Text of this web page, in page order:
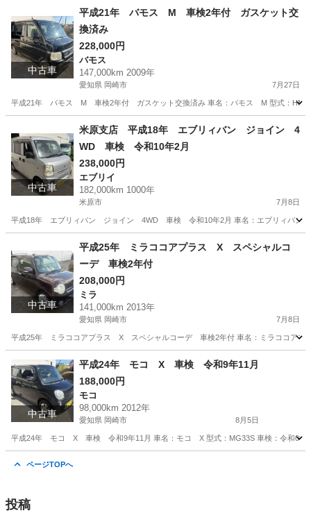
アクティ 預かり金
中古車
平成21年 バモス M 車検2年付 ガスケット交
換済み
228,000円
バモス
147,000km 2009年
愛知県 岡崎市 7月27日
平成21年 バモス M 車検2年付 ガスケット交換済み 車名：バモス M 型式：HM1 車
バモス 預かり金
中古車
米原支店 平成18年 エブリィバン ジョイン 4
WD 車検 令和10年2月
238,000円
エブリイ
182,000km 1000年
米原市 7月8日
平成18年 エブリィバン ジョイン 4WD 車検 令和10年2月 車名：エブリィバン ジ
エブリイ エブリィバン
中古車
平成25年 ミラココアプラス X スペシャルコ
ーデ 車検2年付
208,000円
ミラ
141,000km 2013年
愛知県 岡崎市 7月8日
平成25年 ミラココアプラス X スペシャルコーデ 車検2年付 車名：ミラココアプ
愛知 岡崎市 ミラ
中古車
平成24年 モコ X 車検 令和9年11月
188,000円
モコ
98,000km 2012年
愛知県 岡崎市 8月5日
平成24年 モコ X 車検 令和9年11月 車名：モコ X 型式：MG33S 車検：令和09年
ページTOPへ
投稿